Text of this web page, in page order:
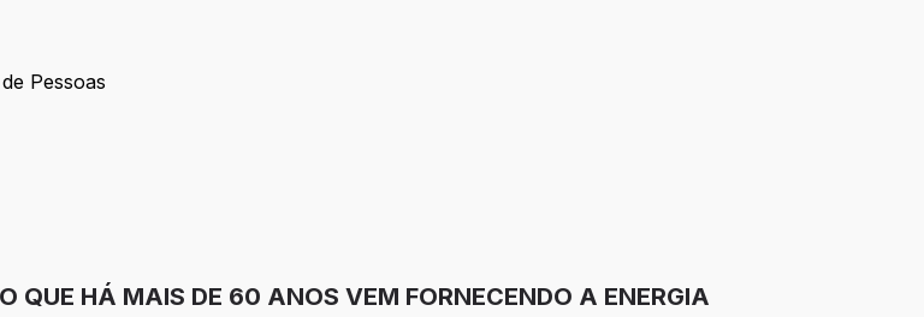
de Pessoas
Pessoas
QUE HÁ MAIS DE 60 ANOS VEM FORNECENDO A ENERGIA